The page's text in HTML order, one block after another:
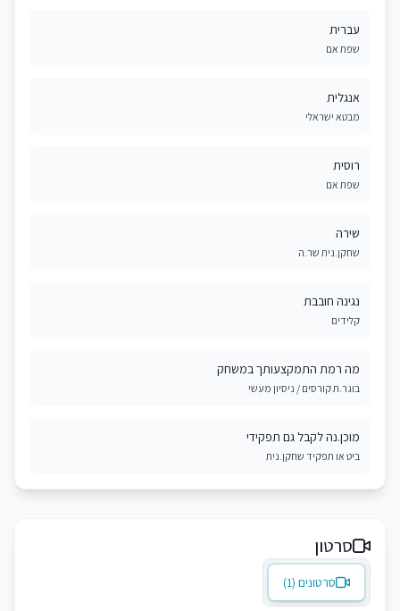
עברית
שפת אם
אנגלית
מבטא ישראלי
רוסית
שפת אם
שירה
שחקן.נית שר.ה
נגינה חובבת
קלידים
מה רמת התמקצעותך במשחק
בוגר.ת קורסים / ניסיון מעשי
מוכן.נה לקבל גם תפקידי
ביט או תפקיד שחקן.נית
סרטון
סרטונים (1)